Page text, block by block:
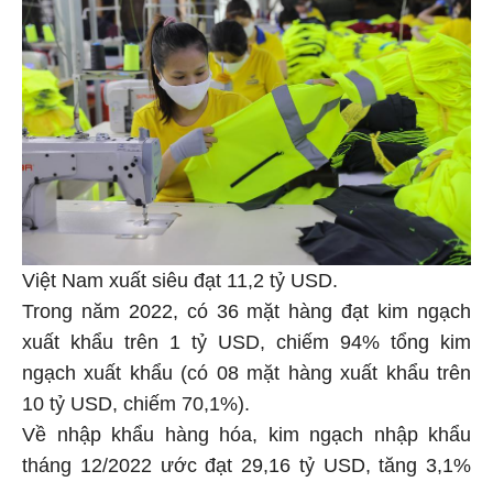
Việt Nam xuất siêu đạt 11,2 tỷ USD.
Trong năm 2022, có 36 mặt hàng đạt kim ngạch
xuất khẩu trên 1 tỷ USD, chiếm 94% tổng kim
ngạch xuất khẩu (có 08 mặt hàng xuất khẩu trên
10 tỷ USD, chiếm 70,1%).
Về nhập khẩu hàng hóa, kim ngạch nhập khẩu
tháng 12/2022 ước đạt 29,16 tỷ USD, tăng 3,1%